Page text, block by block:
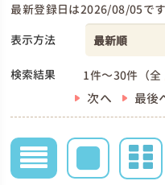
最新登録日は2026/08/05です
表示方法
検索結果 1件～30件（全
次へ 最後